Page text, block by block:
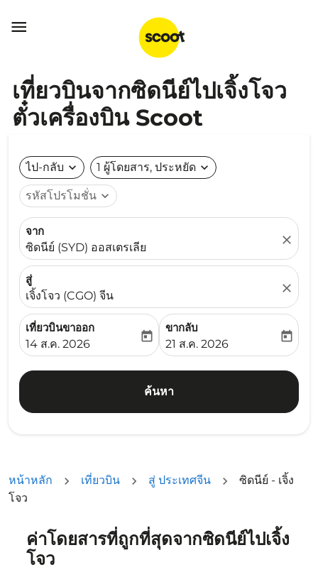

เที่ยวบินจากซิดนีย์ไปเจิ้งโจว
ตั๋วเครื่องบิน Scoot
ไป-กลับ expand_more 1 ผู้โดยสาร, ประหยัด expand_more
รหัสโปรโมชั่น expand_more
จาก
ซิดนีย์ (SYD) ออสเตรเลีย
close
สู่
เจิ้งโจว (CGO) จีน
close
เที่ยวบินขาออก
fc-booking-departure-date-aria-label
14 ส.ค. 2026
today
ขากลับ
fc-booking-return-date-
21 ส.ค. 2026
today
ค้นหา
หน้าหลัก เที่ยวบิน สู่ ประเทศจีน
ซิดนีย์ - เจิ้ง
โจว
ค่าโดยสารที่ถูกที่สุดจากซิดนีย์ไปเจิ้ง
โจว
ลองอัปเดตเส้นทางของคุณ (ต้นทางและ/หรือปลายทาง) หรื